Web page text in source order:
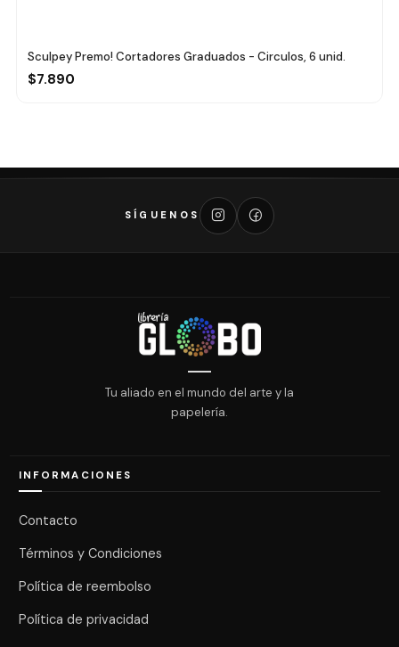
Sculpey Premo! Cortadores Graduados - Circulos, 6 unid.
$7.890
SÍGUENOS
Tu aliado en el mundo del arte y la
papelería.
INFORMACIONES
Contacto
Términos y Condiciones
Política de reembolso
Política de privacidad